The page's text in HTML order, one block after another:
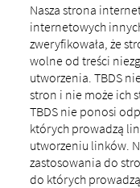
Nasza strona
internetowych
zweryfikowała, że
wolne od treści
utworzenia. TBDS
stron i nie może ich
TBDS nie ponosi
których prowadzą
utworzeniu linków.
zastosowania do
do których